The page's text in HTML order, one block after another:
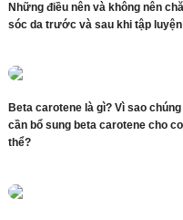
Những điều nên và không nên
sóc da trước và sau khi tập luyện
Beta carotene là gì? Vì sao
cần bổ sung beta carotene cho
thể?